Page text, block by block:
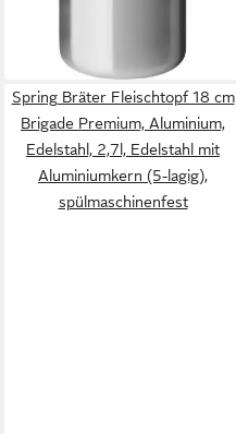
lieferbar - in 2-3 Werktagen bei dir
Spring Bräter Fleischtopf 18 cm
Brigade Premium, Aluminium,
Edelstahl, 2,7l, Edelstahl mit
Aluminiumkern (5-lagig),
spülmaschinenfest